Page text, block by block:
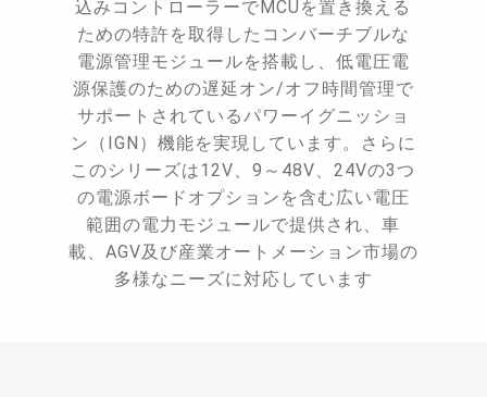
込みコントローラーでMCUを置き換える
ための特許を取得したコンバーチブルな
電源管理モジュールを搭載し、低電圧電
源保護のための遅延オン/オフ時間管理で
サポートされているパワーイグニッショ
ン（IGN）機能を実現しています。さらに
このシリーズは12V、9～48V、24Vの3つ
の電源ボードオプションを含む広い電圧
範囲の電力モジュールで提供され、車
載、AGV及び産業オートメーション市場の
多様なニーズに対応しています